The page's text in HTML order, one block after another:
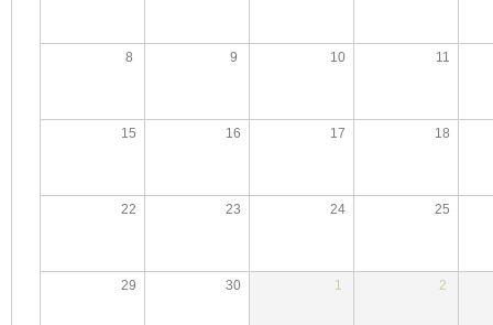
8 9 10 11
15 16 17 18
22 23 24 25
29 30 1 2